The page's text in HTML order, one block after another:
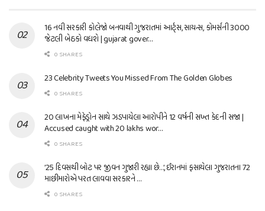
16 નવી સરકારી કોલેજો બનવાથી ગુજરાતમાં આર્ટ્સ, સાયન્સ, કોમર્સની 3000
જેટલી બેઠકો વધશે | gujarat gover…
0 SHARES
23 Celebrity Tweets You Missed From The Golden Globes
0 SHARES
20 લાખના મેફેડ્રોન સાથે ઝડપાયેલા આરોપીને 12 વર્ષની સખ્ત કેદની સજા |
Accused caught with 20 lakhs wor…
0 SHARES
’25 દિવસથી બોટ પર જીવન ગુજારી રહ્યા છે…’, ઈરાનમાં ફસાયેલા ગુજરાતના 72
માછીમારોએ પરત લાવવા સરકારને …
0 SHARES